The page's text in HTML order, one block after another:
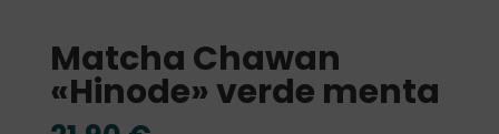
Matcha Chawan
«Hinode» verde menta